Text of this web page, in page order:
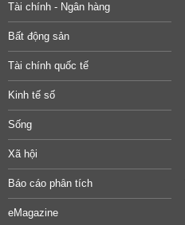
Tài chính - Ngân hàng
Bất động sản
Tài chính quốc tế
Kinh tế số
Sống
Xã hội
Báo cáo phân tích
eMagazine